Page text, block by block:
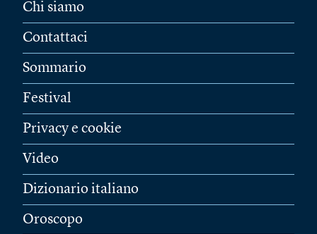
Chi siamo
Contattaci
Sommario
Festival
Privacy e cookie
Video
Dizionario italiano
Oroscopo